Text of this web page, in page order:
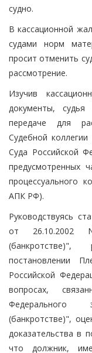
судно.
В кассационной
судами норм
просит отменить
рассмотрение.
Изучив
документы,
передаче для
Судебной
Суда Российской
предусмотренных
процессуального
АПК РФ).
Руководствуясь
от 26.10.2002
постановлении
Российской
вопросах,
Федерального
(банкротстве)",
доказательства в
что должник,